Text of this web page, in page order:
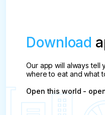
Download
Our app will always tell
where to eat and what
Open this world -